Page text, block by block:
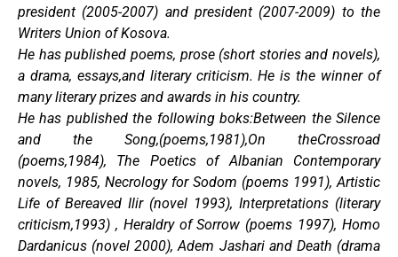
president (2005-2007) and president (2007-2009) to the
Writers Union of Kosova.
He has published poems, prose (short stories and novels),
a drama, essays,and literary criticism. He is the winner of
many literary prizes and awards in his country.
He has published the following boks:Between the Silence
and the Song,(poems,1981),On theCrossroad
(poems,1984), The Poetics of Albanian Contemporary
novels, 1985, Necrology for Sodom (poems 1991), Artistic
Life of Bereaved Ilir (novel 1993), Interpretations (literary
criticism,1993) , Heraldry of Sorrow (poems 1997), Homo
Dardanicus (novel 2000), Adem Jashari and Death (drama